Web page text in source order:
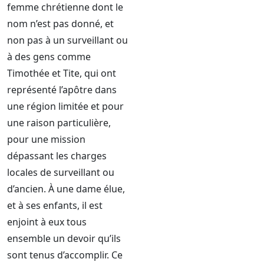
femme chrétienne dont le
nom n’est pas donné, et
non pas à un surveillant ou
à des gens comme
Timothée et Tite, qui ont
représenté l’apôtre dans
une région limitée et pour
une raison particulière,
pour une mission
dépassant les charges
locales de surveillant ou
d’ancien. À une dame élue,
et à ses enfants, il est
enjoint à eux tous
ensemble un devoir qu’ils
sont tenus d’accomplir. Ce